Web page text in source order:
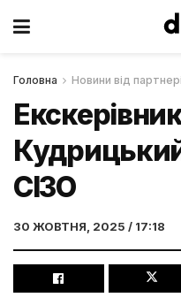
Головна Новини від
СІЗО
30 ЖОВТНЯ, 2025 / 17:18